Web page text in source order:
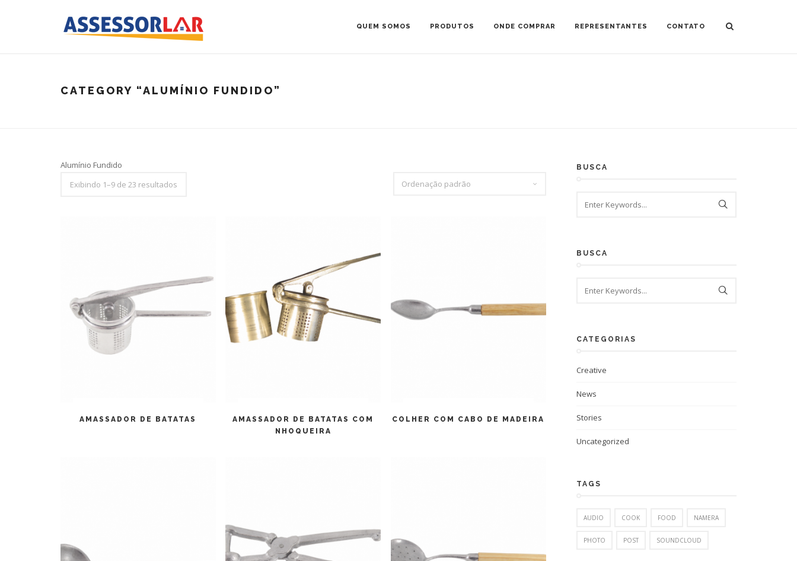
QUEM SOMOS PRODUTOS ONDE COMPRAR REPRESENTANTES CONTATO
CATEGORY “ALUMÍNIO FUNDIDO”
Alumínio Fundido
Exibindo 1–9 de 23 resultados
AMASSADOR DE BATATAS
AMASSADOR DE BATATAS COM
NHOQUEIRA
COLHER COM CABO DE MADEIRA
BUSCA
BUSCA
CATEGORIAS
Creative
News
Stories
Uncategorized
TAGS
AUDIO COOK FOOD NAMERA
PHOTO POST SOUNDCLOUD